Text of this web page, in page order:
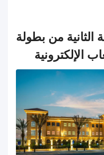
الثانية من بطولة
الإلكترونية